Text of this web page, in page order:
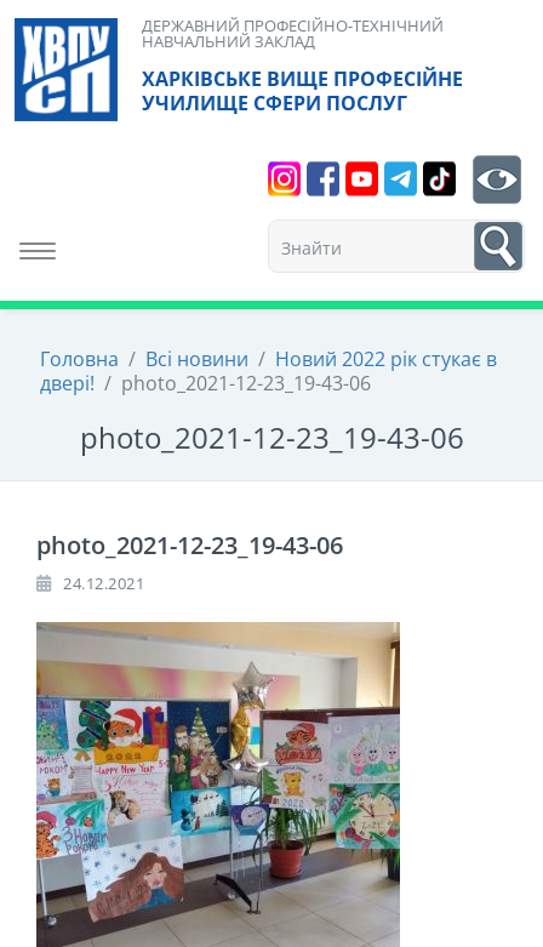
Skip
content
ХАРКІВСЬКЕ ВИЩЕ ПРОФЕСІЙНЕ
УЧИЛИЩЕ СФЕРИ ПОСЛУГ
ДЕРЖАВНИЙ ПРОФЕСІЙНО-ТЕХНІЧНИЙ
НАВЧАЛЬНИЙ ЗАКЛАД
Toggle navigation
1
Головна / Всі новини / Новий 2022 рік стукає в
двері! / photo_2021-12-23_19-43-06
photo_2021-12-23_19-43-06
photo_2021-12-23_19-43-06
24.12.2021